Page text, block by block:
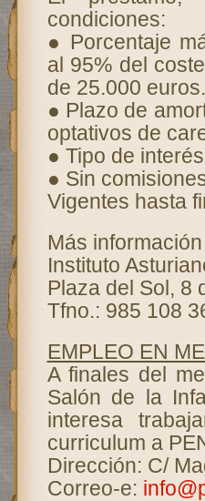
condiciones:
● Porcentaje
al 95% del
de 25.000 euros.
● Plazo de
optativos de
● Tipo de
● Sin
Vigentes hasta
Más
Instituto
Plaza del Sol, 8
Tfno.: 985 108
EMPLEO EN
A finales del
Salón de la
interesa
curriculum a
Dirección: C/
Correo-e: